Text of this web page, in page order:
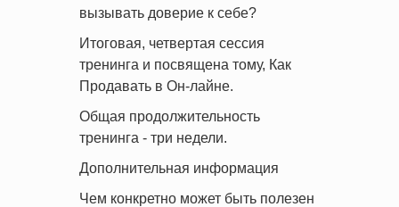
вызывать доверие к себе?
Итоговая, четвертая сессия
тренинга и посвящена тому, Как
Продавать в Он-лайне.
Общая продолжительность
тренинга - три недели.
Дополнительная информация
Чем конкретно может быть полезен